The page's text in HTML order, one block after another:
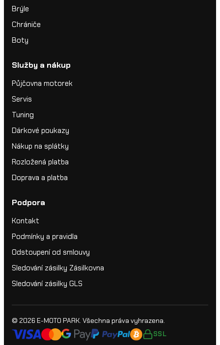
Brýle
Chrániče
Boty
Služby a nákup
Půjčovna motorek
Servis
Tuning
Dárkové poukazy
Nákup na splátky
Rozložená platba
Doprava a platba
Podpora
Kontakt
Podmínky a pravidla
Odstoupení od smlouvy
Sledování zásilky Zásilkovna
Sledování zásilky GLS
© 2026 E-MOTO PARK. Všechna práva vyhrazena.
SSL